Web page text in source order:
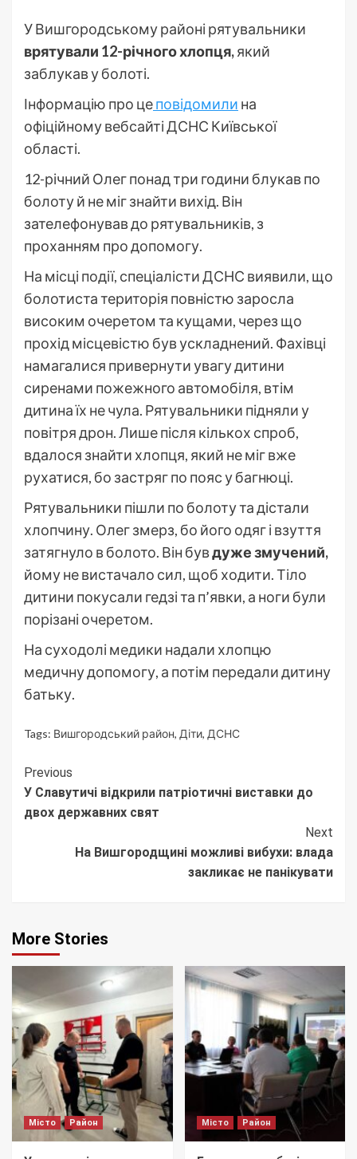
У Вишгородському районі рятувальники
врятували 12-річного хлопця,який
заблукав у болоті.
Інформацію про цеповідомили на
офіційному вебсайті ДСНС Київської
області.
12-річний Олег понад три години блукав по
болоту й не міг знайти вихід. Він
зателефонував до рятувальників, з
проханням про допомогу.
На місці події, спеціалісти ДСНС виявили, що
болотиста територія повністю заросла
високим очеретом та кущами, через що
прохід місцевістю був ускладнений. Фахівці
намагалися привернути увагу дитини
сиренами пожежного автомобіля, втім
дитина їх не чула. Рятувальники підняли у
повітря дрон. Лише після кількох спроб,
вдалося знайти хлопця, який не міг вже
рухатися, бо застряг по пояс у багнюці.
Рятувальники пішли по болоту та дістали
хлопчину. Олег змерз, бо його одяг і взуття
затягнуло в болото. Він бувдуже змучений,
йому не вистачало сил, щоб ходити. Тіло
дитини покусали гедзі та п’явки, а ноги були
порізані очеретом.
На суходолі медики надали хлопцю
медичну допомогу, а потім передали дитину
батьку.
Tags: Вишгородський район, Діти, ДСНС
Continue
Reading
Previous
У Славутичі відкрили патріотичні виставки до
двох державних свят
Next
На Вишгородщині можливі вибухи: влада
закликає не панікувати
More Stories
Місто Район Місто Район